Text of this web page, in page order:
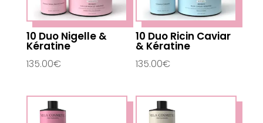
10 Duo Nigelle &
Kératine
135.00€
10 Duo Ricin Caviar
& Kératine
135.00€